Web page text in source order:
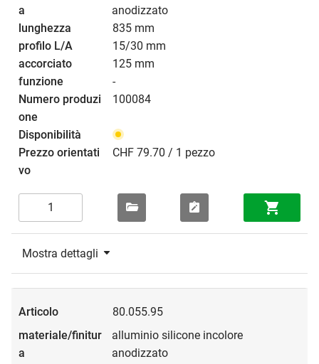
anodizzato
835 mm
15/30 mm
125 mm
-
100084
CHF 79.70 / 1 pezzo
Mostra dettagli
80.055.95
alluminio silicone incolore
anodizzato